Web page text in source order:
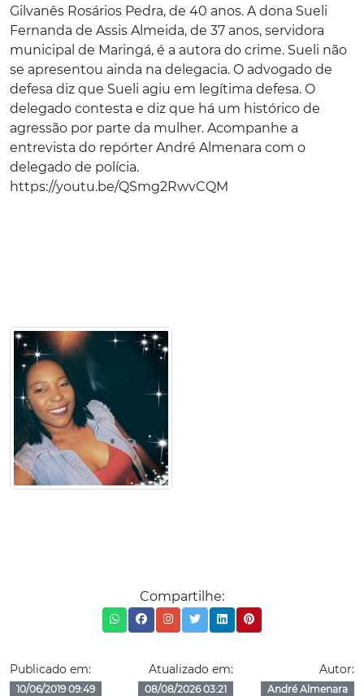
Gilvanês Rosários Pedra, de 40 anos. A dona Sueli
Fernanda de Assis Almeida, de 37 anos, servidora
municipal de Maringá, é a autora do crime. Sueli não
se apresentou ainda na delegacia. O advogado de
defesa diz que Sueli agiu em legítima defesa. O
delegado contesta e diz que há um histórico de
agressão por parte da mulher. Acompanhe a
entrevista do repórter André Almenara com o
delegado de polícia.
https://youtu.be/QSmg2RwvCQM
Compartilhe:
Publicado em:
10/06/2019 09:49
Atualizado em:
08/08/2026 03:21
Autor:
André Almenara